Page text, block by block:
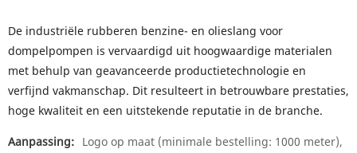
De industriële rubberen benzine- en olieslang voor
dompelpompen is vervaardigd uit hoogwaardige materialen
met behulp van geavanceerde productietechnologie en
verfijnd vakmanschap. Dit resulteert in betrouwbare prestaties,
hoge kwaliteit en een uitstekende reputatie in de branche.
Aanpassing: Logo op maat (minimale bestelling: 1000 meter),